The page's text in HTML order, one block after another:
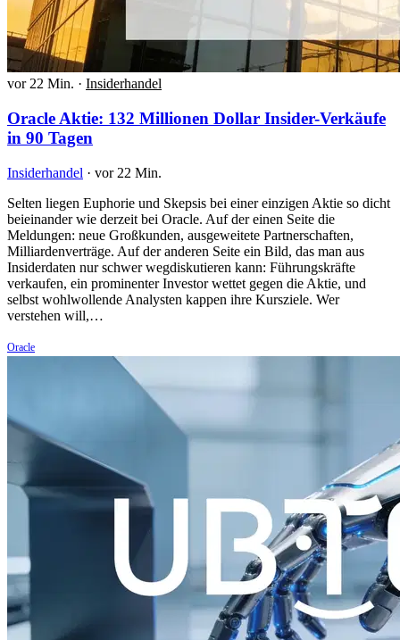
vor 22 Min. · Insiderhandel
Oracle Aktie: 132 Millionen Dollar Insider-Verkäufe
in 90 Tagen
Insiderhandel · vor 22 Min.
Selten liegen Euphorie und Skepsis bei einer einzigen Aktie so dicht
beieinander wie derzeit bei Oracle. Auf der einen Seite die
Meldungen: neue Großkunden, ausgeweitete Partnerschaften,
Milliardenverträge. Auf der anderen Seite ein Bild, das man aus
Insiderdaten nur schwer wegdiskutieren kann: Führungskräfte
verkaufen, ein prominenter Investor wettet gegen die Aktie, und
selbst wohlwollende Analysten kappen ihre Kursziele. Wer
verstehen will,…
Oracle